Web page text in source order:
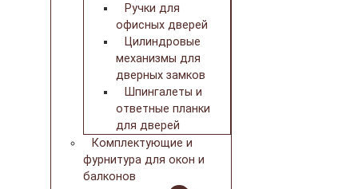
Ручки для
офисных дверей
Цилиндровые
механизмы для
дверных замков
Шпингалеты и
ответные планки
для дверей
Комплектующие и
фурнитура для окон и
балконов